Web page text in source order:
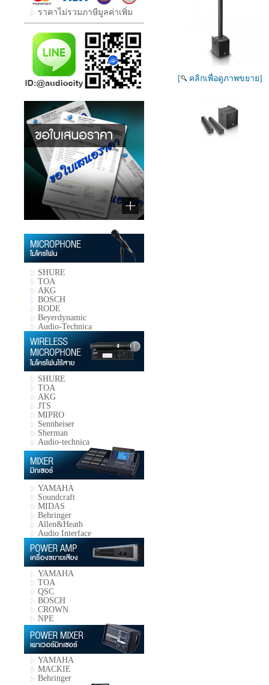
ราคาไม่รวมภาษีมูลค่าเพิ่ม
SHURE
TOA
AKG
BOSCH
RODE
Beyerdynamic
Audio-Technica
SHURE
TOA
AKG
JTS
MIPRO
Sennheiser
Sherman
Audio-technica
YAMAHA
Soundcraft
MIDAS
Behringer
Allen&Heath
Audio Interface
YAMAHA
TOA
QSC
BOSCH
CROWN
NPE
YAMAHA
MACKIE
Behringer
[ คลิกเพื่อดูภาพขยาย]